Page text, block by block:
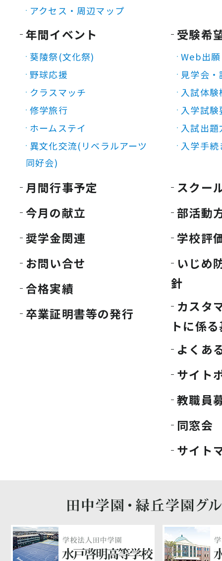
アクセス・周辺マップ
年間イベント
葵陵祭(文化祭)
野球応援
クラスマッチ
修学旅行
ホームステイ
異文化交流(リベラルアーツ
同好会)
受験希
Web出願
見学会
入試体験
入学試験
入試出題
入学手続
月間行事予定
今月の献立
奨学金関連
お問い合せ
合格実績
卒業証明書等の発行
スクー
部活動
学校評
いじめ
針
カスタ
トに係
よくあ
サイト
教職員
同窓会
サイト